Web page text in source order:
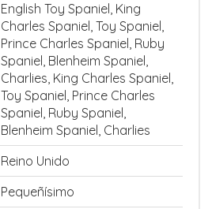
English Toy Spaniel, King
Charles Spaniel, Toy Spaniel,
Prince Charles Spaniel, Ruby
Spaniel, Blenheim Spaniel,
Charlies, King Charles Spaniel,
Toy Spaniel, Prince Charles
Spaniel, Ruby Spaniel,
Blenheim Spaniel, Charlies
Reino Unido
Pequeñísimo